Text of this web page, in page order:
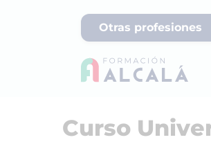
Otras profesiones
Curso